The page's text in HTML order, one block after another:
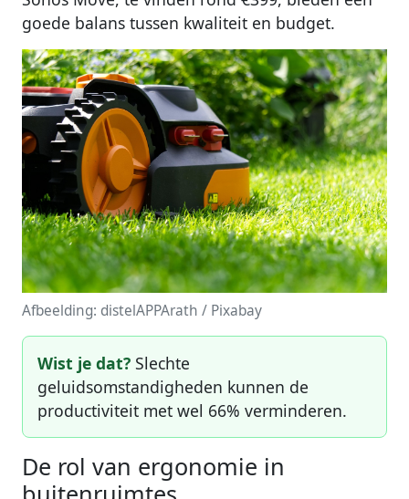
goede balans tussen kwaliteit en budget.
Afbeelding: distelAPPArath / Pixabay
Wist je dat? Slechte
geluidsomstandigheden kunnen de
productiviteit met wel 66% verminderen.
De rol van ergonomie in